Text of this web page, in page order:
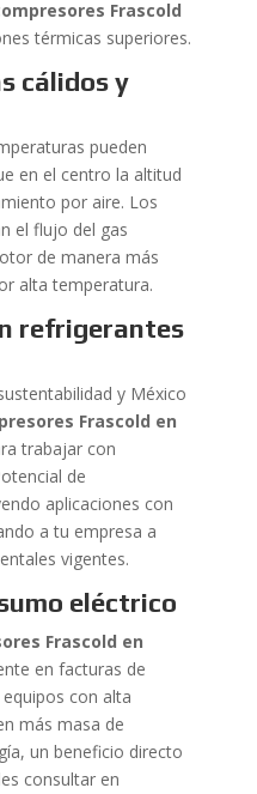
Frascold
térmicas superiores.
cálidos y
pueden
en el centro la altitud
por aire. Los
el flujo del gas
de manera más
alta temperatura.
refrigerantes
y México
Frascold en
trabajar con
de
aplicaciones con
a tu empresa a
vigentes.
eléctrico
Frascold en
en facturas de
con alta
más masa de
un beneficio directo
consultar en